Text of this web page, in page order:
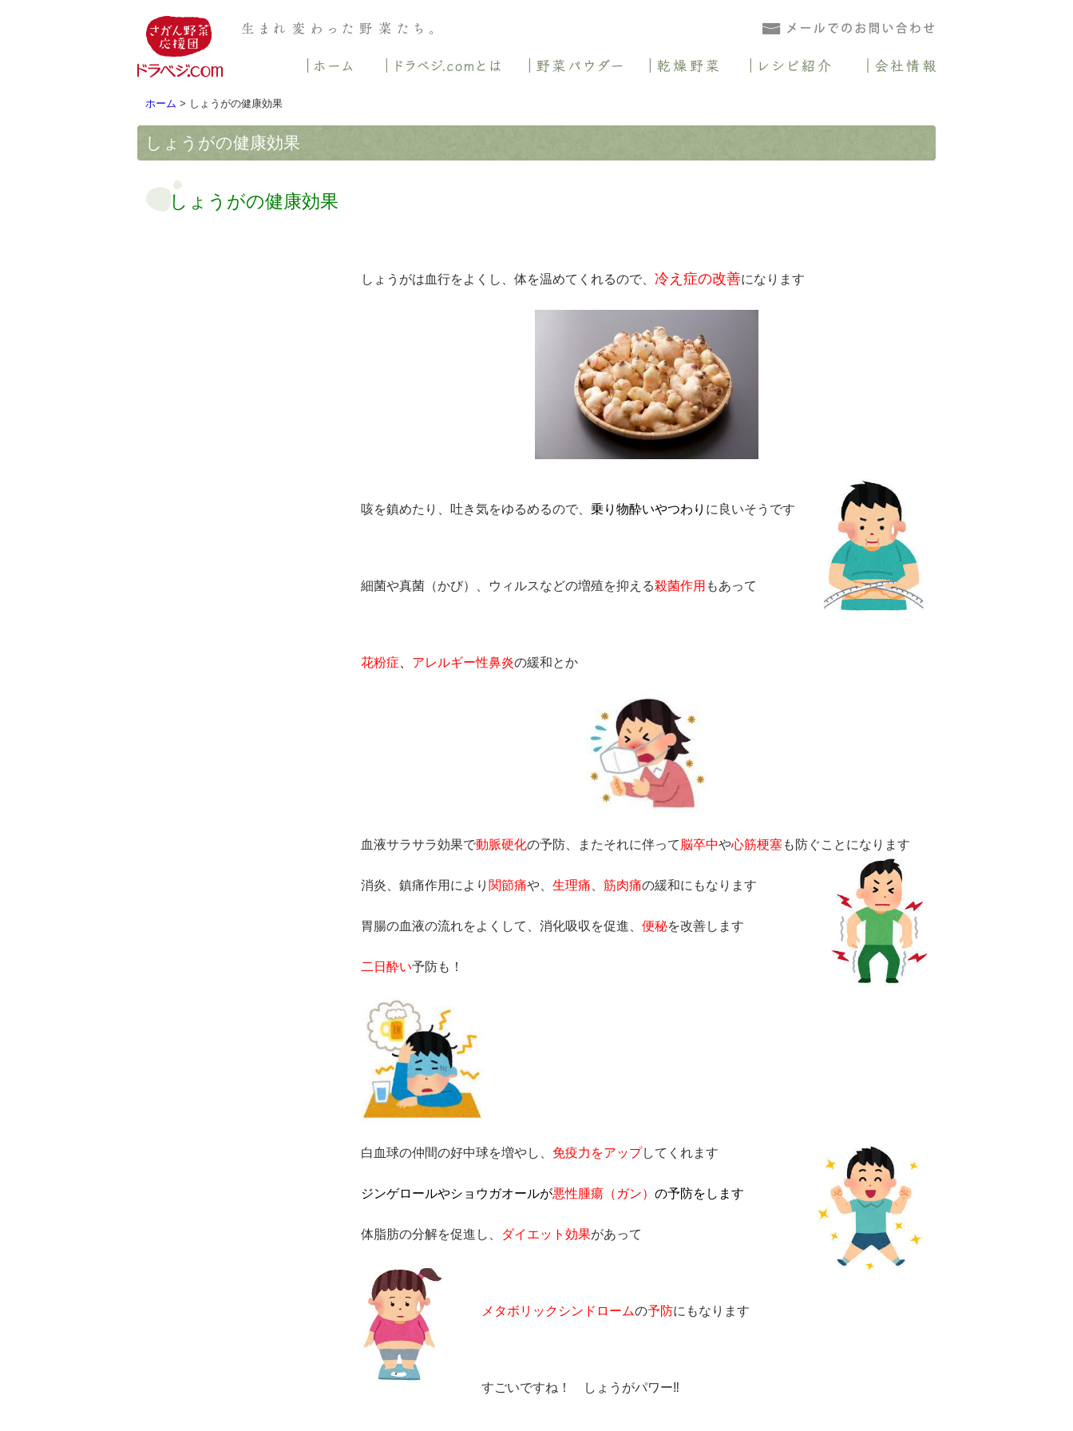
ホーム ドラベジ.comとは 野菜パウダー 乾燥野菜
ホーム > しょうがの健康効果
しょうがの健康効果
しょうがの健康効果
しょうがは血行をよくし、体を温めてくれるので、 冷え症の改善になります
咳を鎮めたり、吐き気をゆるめるので、 乗り物酔いやつわり に良いそうです
細菌や真菌（かび）、ウィルスなどの増殖を抑える殺菌作用 もあって
花粉症 アレルギー性鼻炎の緩和とか
血液サラサラ効果で動脈硬化の予防、またそれに伴って 脳卒中や心筋梗塞も防ぐことになります
消炎、鎮痛作用により 関節痛や、 生理痛 筋肉痛の緩和にもなります
胃腸の血液の流れをよくして、消化吸収を促進、 便秘を改善します
二日酔い予防も！
白血球の仲間の好中球を増やし、 免疫力をアップしてくれます
ジンゲロールやショウガオールが悪性腫瘍（ガン） の予防をします
体脂肪の分解を促進し、 ダイエット効果があって
メタボリックシンドロームの予防にもなります
すごいですね！ しょうがパワー‼